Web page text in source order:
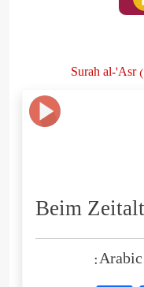
Surah al-'Asr
Beim